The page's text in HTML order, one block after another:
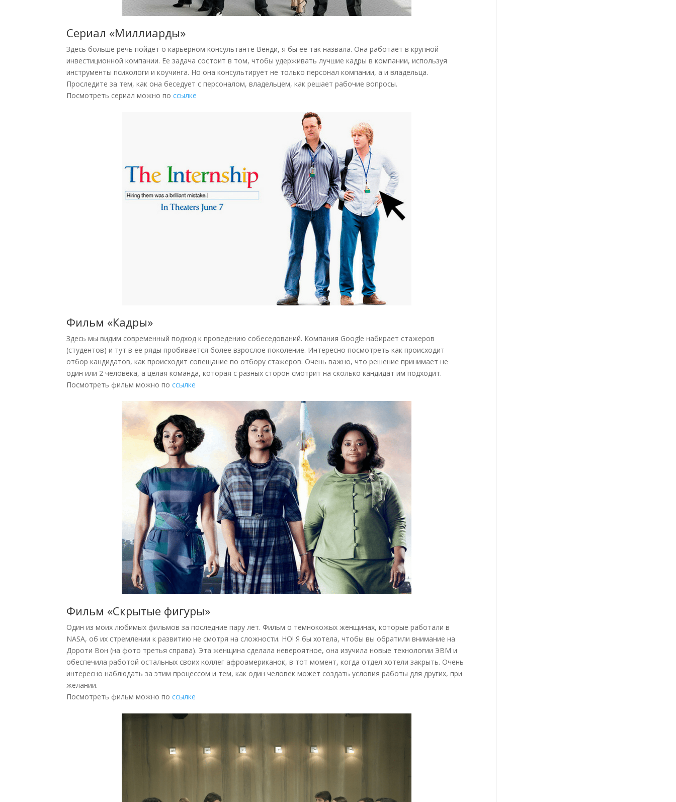
Сериал «Миллиарды»
Здесь больше речь пойдет о карьерном консультанте Венди, я бы ее так назвала. Она работает в крупной
инвестиционной компании. Ее задача состоит в том, чтобы удерживать лучшие кадры в компании, используя
инструменты психологи и коучинга. Но она консультирует не только персонал компании, а и владельца.
Проследите за тем, как она беседует с персоналом, владельцем, как решает рабочие вопросы.
Посмотреть сериал можно по ссылке
Фильм «Кадры»
Здесь мы видим современный подход к проведению собеседований. Компания Google набирает стажеров
(студентов) и тут в ее ряды пробивается более взрослое поколение. Интересно посмотреть как происходит
отбор кандидатов, как происходит совещание по отбору стажеров. Очень важно, что решение принимает не
один или 2 человека, а целая команда, которая с разных сторон смотрит на сколько кандидат им подходит.
Посмотреть фильм можно по ссылке
Фильм «Cкрытые фигуры»
Один из моих любимых фильмов за последние пару лет. Фильм о темнокожых женщинах, которые работали в
NASA, об их стремлении к развитию не смотря на сложности. НО! Я бы хотела, чтобы вы обратили внимание на
Дороти Вон (на фото третья справа). Эта женщина сделала невероятное, она изучила новые технологии ЭВМ и
обеспечила работой остальных своих коллег афроамериканок, в тот момент, когда отдел хотели закрыть. Очень
интересно наблюдать за этим процессом и тем, как один человек может создать условия работы для других, при
желании.
Посмотреть фильм можно по ссылке